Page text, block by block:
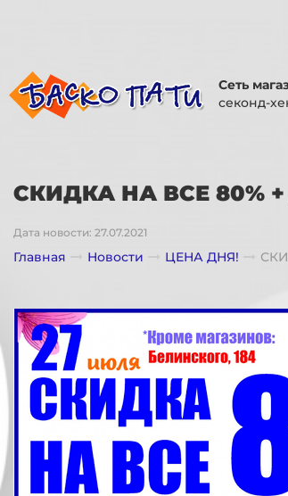
Сеть
секонд-
СКИДКА НА ВСЕ 80%
Дата новости: 27.07.2021
Главная Новости ЦЕНА ДНЯ!